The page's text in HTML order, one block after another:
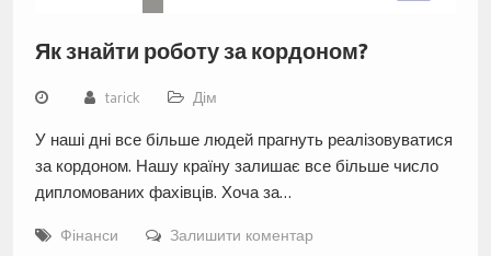
Як знайти роботу за кордоном?
tarick Дім
У наші дні все більше людей прагнуть реалізовуватися
за кордоном. Нашу країну залишає все більше число
дипломованих фахівців. Хоча за…
Фінанси Залишити коментар